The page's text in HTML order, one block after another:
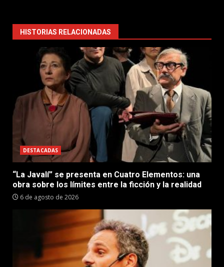
HISTORIAS RELACIONADAS
DESTACADAS
“La Javalí” se presenta en Cuatro Elementos: una
obra sobre los límites entre la ficción y la realidad
6 de agosto de 2026